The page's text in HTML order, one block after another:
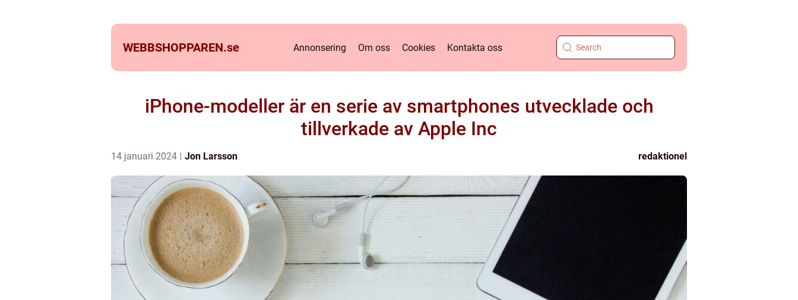
WEBBSHOPPAREN.se Annonsering Om oss Cookies Kontakta oss
iPhone-modeller är en serie av smartphones utvecklade och
tillverkade av Apple Inc
14 januari 2024 Jon Larsson redaktionel